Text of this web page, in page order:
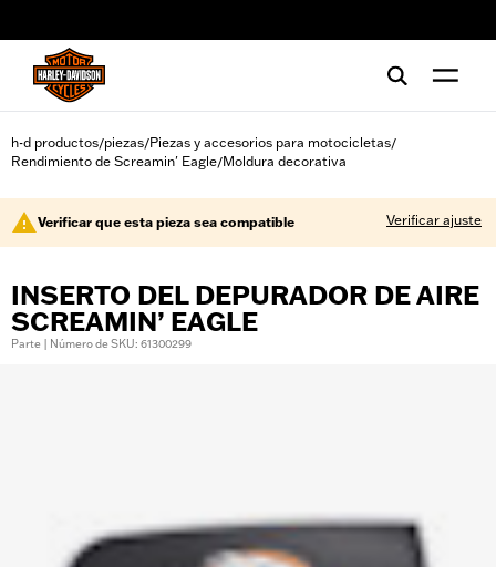
h-d productos/piezas/Piezas y accesorios para motocicletas/
Rendimiento de Screamin' Eagle/Moldura decorativa
Verificar que esta pieza sea compatible Verificar ajuste
INSERTO DEL DEPURADOR DE AIRE
SCREAMIN’ EAGLE
Parte | Número de SKU: 61300299